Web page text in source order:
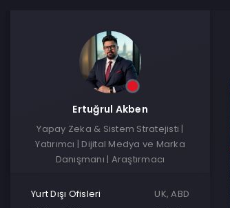
Ertuğrul Akben
Yapay Zeka & Sistem Stratejisti |
Yatırımcı | Dijital Medya ve Marka
Danışmanı | Araştırmacı
Yurt Dışı Ofisleri
UK, ABD